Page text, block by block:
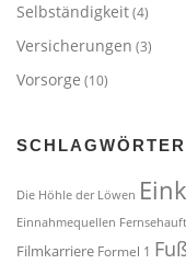
Selbständigkeit(4)
Versicherungen (3)
Vorsorge (10)
SCHLAGWÖRTER
Die Höhle der Löwen
Einnahmequellen
Filmkarriere Formel 1